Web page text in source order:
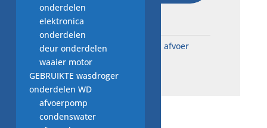
Total:€
SKU:N7A..146
afvoer
pompen NWM
onderdelen
elektronica
onderdelen
deur onderdelen
waaier motor
GEBRUIKTE wasdroger
onderdelen WD
afvoerpomp
condenswater